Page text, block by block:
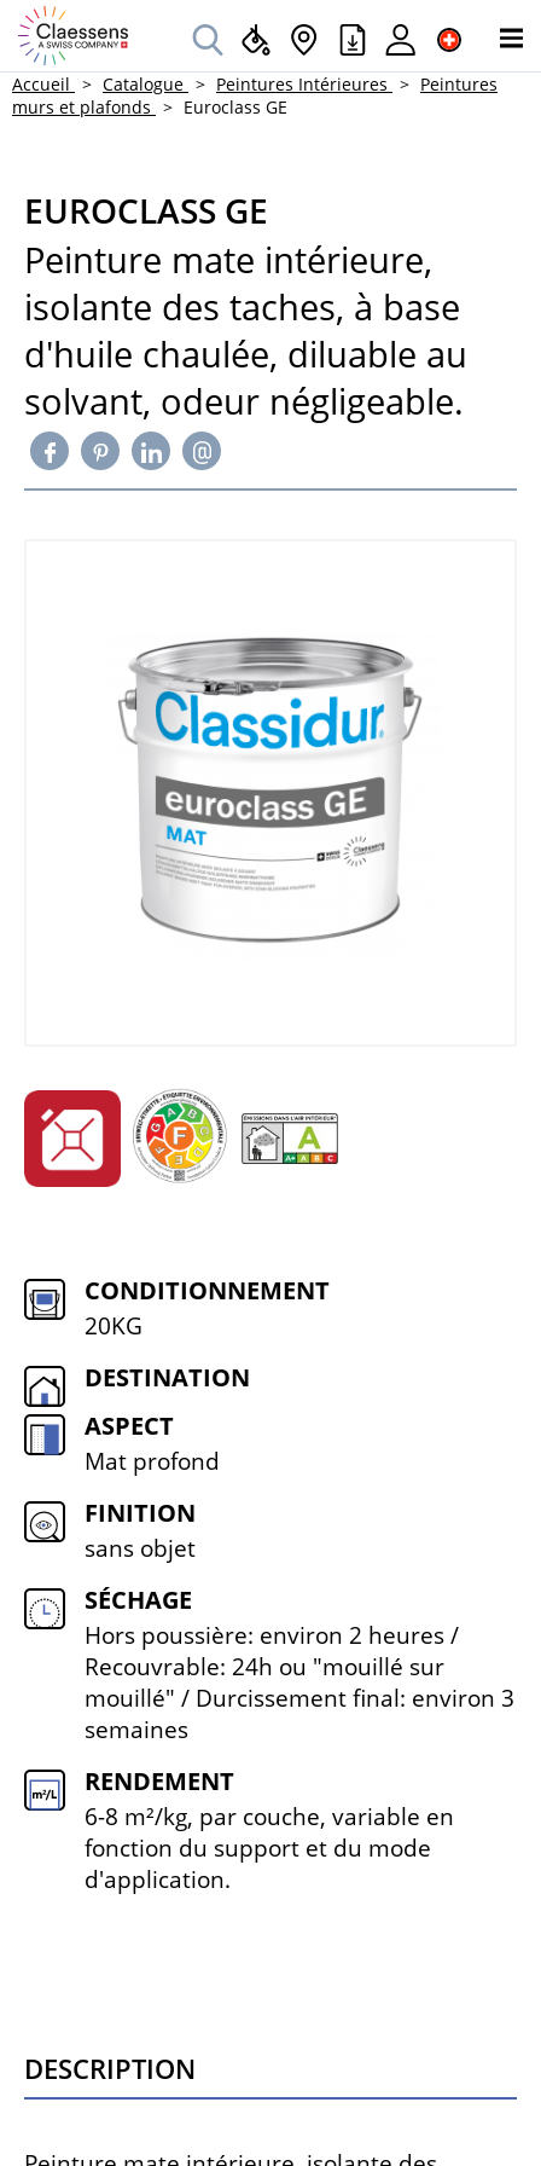
Accueil Catalogue Peintures Intérieures
Peintures
murs et plafonds
Euroclass GE
EUROCLASS GE
Peinture mate intérieure,
isolante des taches, à base
d'huile chaulée, diluable au
solvant, odeur négligeable.
CONDITIONNEMENT
20KG
DESTINATION
ASPECT
Mat profond
FINITION
sans objet
SÉCHAGE
Hors poussière: environ 2 heures /
Recouvrable: 24h ou "mouillé sur
mouillé" / Durcissement final: environ 3
semaines
RENDEMENT
6-8 m²/kg, par couche, variable en
fonction du support et du mode
d'application.
Description